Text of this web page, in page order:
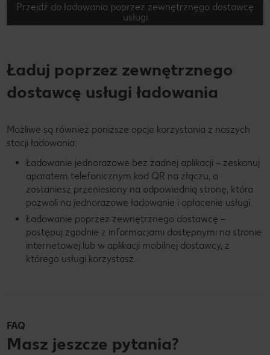
Przejdź do ładowania poprzez zewnętrznęgo dostawcę
usługi
Ładuj poprzez zewnętrznego
dostawcę usługi ładowania
Możliwe są również poniższe opcje korzystania z naszych
stacji ładowania:
Ładowanie jednorazowe bez żadnej aplikacji – zeskanuj
aparatem telefonicznym kod QR na złączu, a
zostaniesz przeniesiony na odpowiednią stronę, która
pozwoli na jednorazowe ładowanie i opłacenie usługi.
Ładowanie poprzez zewnętrznego dostawcę –
postępuj zgodnie z informacjami dostępnymi na stronie
internetowej lub w aplikacji mobilnej dostawcy, z
którego usługi korzystasz.
FAQ
Masz jeszcze pytania?